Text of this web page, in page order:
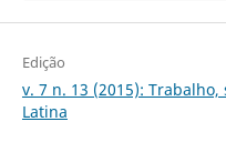
Edição
v. 7 n. 13 (2015):
Latina